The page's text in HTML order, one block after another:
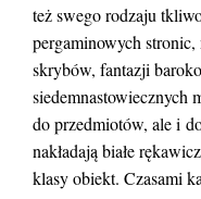
też swego rodzaju
pergaminowych
skrybów, fantazji
do przedmiotów, ale i
nakładają białe
klasy obiekt. Czasami